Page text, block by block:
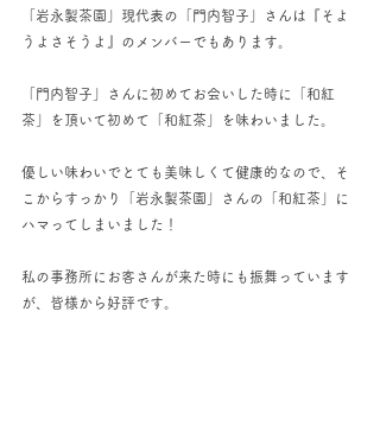
「岩永製茶園」現代表の「門内智子」さんは『そよ
うよさそうよ』のメンバーでもあります。
「門内智子」さんに初めてお会いした時に「和紅
茶」を頂いて初めて「和紅茶」を味わいました。
優しい味わいでとても美味しくて健康的なので、そ
こからすっかり「岩永製茶園」さんの「和紅茶」に
ハマってしまいました！
私の事務所にお客さんが来た時にも振舞っています
が、皆様から好評です。